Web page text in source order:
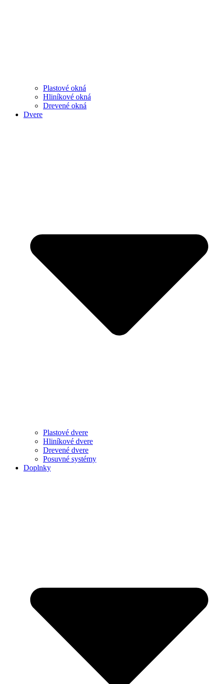
Plastové okná
Hliníkové okná
Drevené okná
Dvere
Plastové dvere
Hliníkové dvere
Drevené dvere
Posuvné systémy
Doplnky